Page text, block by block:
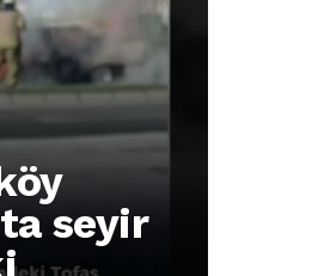
seyir